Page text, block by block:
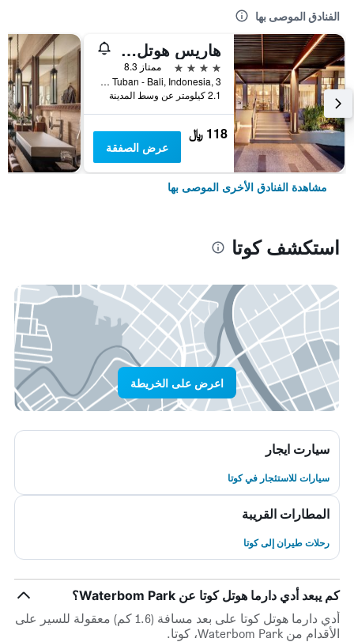
الفنادق الموصى بها
هاريس هوتل كوتا توبان بالي
4 نجوم
ممتاز 8.3
Jl.Dewi Sartika Tuban - Bali, Indonesia, 3, كوتا, إندونيسيا
2.1 كيلومتر عن وسط المدينة
118 ﷼
عرض الصفقة
مشاهدة الفنادق الأخرى الموصى بها
استكشف كوتا
اعرض على الخريطة
سيارت ايجار
سيارات للاستئجار في كوتا
المطارات القريبة
رحلات طيران إلى كوتا
كم يبعد أدي دارما هوتل كوتا عن Waterbom Park؟
أدي دارما هوتل كوتا على بعد مسافة (1.6 كم) معقولة للسير على
الأقدام من Waterbom Park، كوتا.